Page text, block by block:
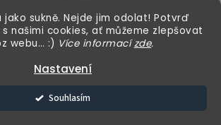
jako sukně. Nejde jim odolat! Potvrď
našimi cookies, ať můžeme zlepšovat
webu… :) Více informacízde.
Nastavení
Souhlasím
Shoptet &
Black Mountain. Všechna práva vyhrazena.
Upravit nastavení cookies